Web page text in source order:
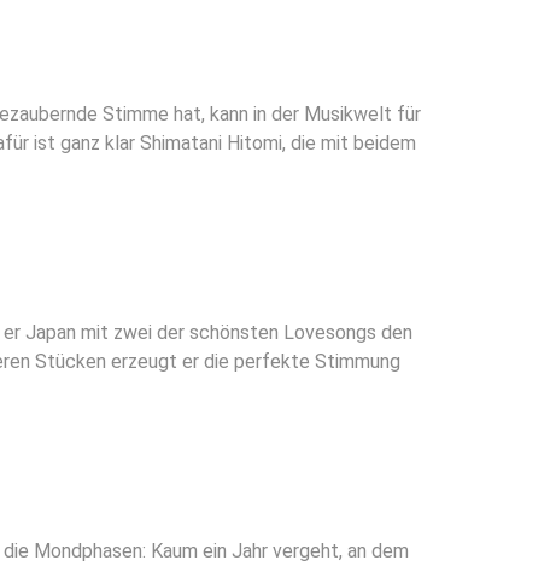
Stimme hat, kann in der Musikwelt für
ist ganz klar Shimatani Hitomi, die mit beidem
Japan mit zwei der schönsten Lovesongs den
Stücken erzeugt er die perfekte Stimmung
Mondphasen: Kaum ein Jahr vergeht, an dem